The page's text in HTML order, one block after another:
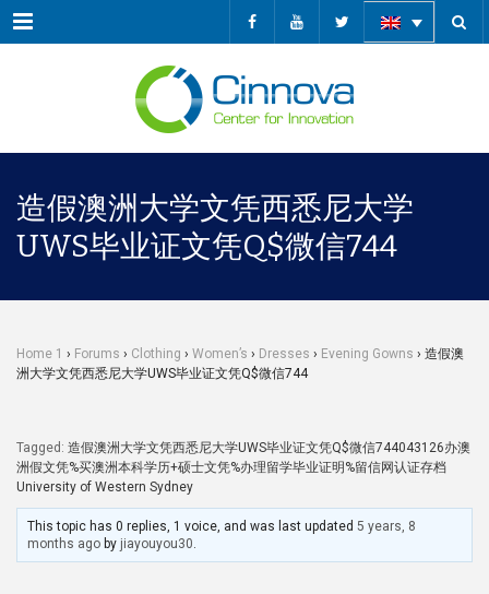
Menu
造假澳洲大学文凭西悉尼大学
UWS毕业证文凭Q$微信744
Home 1 › Forums › Clothing › Women’s › Dresses › Evening Gowns › 造假澳
洲大学文凭西悉尼大学UWS毕业证文凭Q$微信744
Tagged: 造假澳洲大学文凭西悉尼大学UWS毕业证文凭Q$微信744043126办澳
洲假文凭%买澳洲本科学历+硕士文凭%办理留学毕业证明%留信网认证存档
University of Western Sydney
This topic has 0 replies, 1 voice, and was last updated5 years, 8
months ago by jiayouyou30.